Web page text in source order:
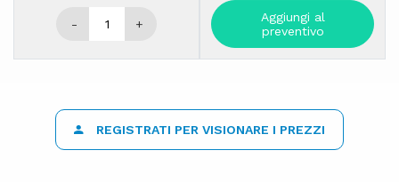
- +
Aggiungi al
preventivo
REGISTRATI PER VISIONARE I PREZZI